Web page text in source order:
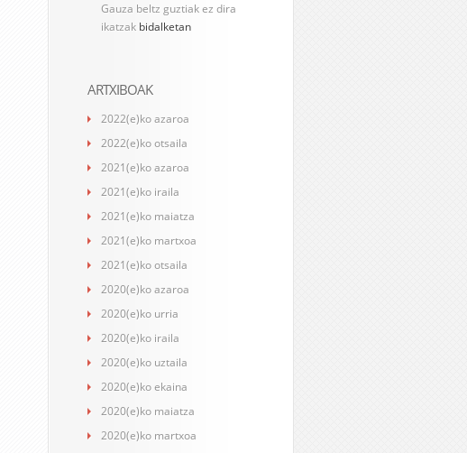
Gauza beltz guztiak ez dira
ikatzak bidalketan
ARTXIBOAK
2022(e)ko azaroa
2022(e)ko otsaila
2021(e)ko azaroa
2021(e)ko iraila
2021(e)ko maiatza
2021(e)ko martxoa
2021(e)ko otsaila
2020(e)ko azaroa
2020(e)ko urria
2020(e)ko iraila
2020(e)ko uztaila
2020(e)ko ekaina
2020(e)ko maiatza
2020(e)ko martxoa